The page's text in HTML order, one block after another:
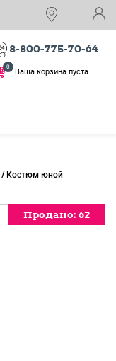
8-800-775-70-64
Ваша корзина пуста
0
/ Костюм юной
Продано: 62
Продано: 62
Продано: 62
Продано: 62